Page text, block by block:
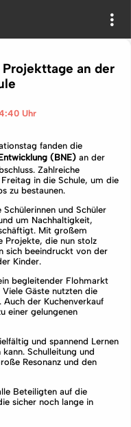
an der
Uhr
fanden die
(BNE) an der
Zahlreiche
in die Schule, um die
zu bestaunen.
und Schüler
um Nachhaltigkeit,
Mit großem
Projekte, die nun stolz
sich beeindruckt von der
Kinder.
begleitender Flohmarkt
Gäste nutzten die
Auch der Kuchenverkauf
einer gelungenen
und spannend Lernen
Schulleitung und
Resonanz und den
Beteiligten auf die
sicher noch lange in